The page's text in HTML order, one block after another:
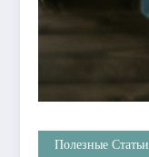
Полезные Статьи